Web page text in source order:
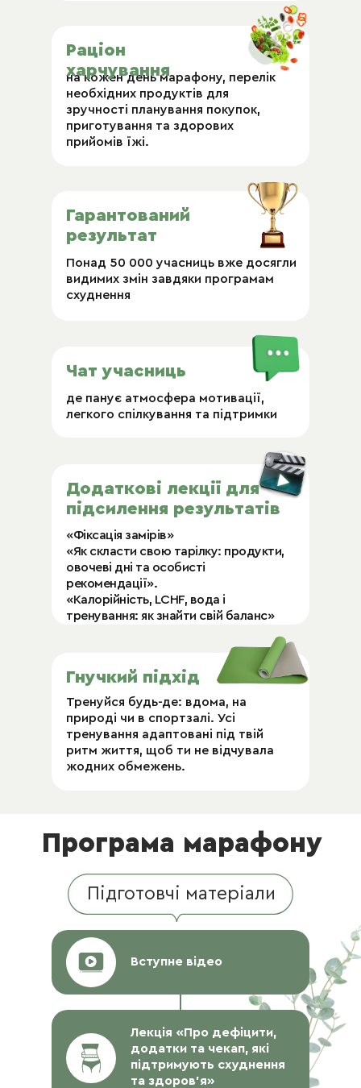
на кожен день марафону, перелік
необхідних продуктів для
зручності планування покупок,
приготування та здорових
прийомів їжі.
Раціон
харчування
Гарантований
результат
Понад 50 000 учасниць вже досягли
видимих змін завдяки програмам
схуднення
Тренуйся будь-де: вдома, на
природі чи в спортзалі. Усі
тренування адаптовані під твій
ритм життя, щоб ти не відчувала
жодних обмежень.
Гнучкий підхід
Додаткові лекції для
підсилення результатів
«Фіксація замірів»
«Як скласти свою тарілку: продукти,
овочеві дні та особисті
рекомендації».
«Калорійність, LCHF, вода і
тренування: як знайти свій баланс»
де панує атмосфера мотивації,
легкого спілкування та підтримки
Чат учасниць
Підготовчі матеріали
Програма марафону
Лекція «Про дефіцити,
додатки та чекап, які
підтримують схуднення
та здоров’я»
Вступне відео